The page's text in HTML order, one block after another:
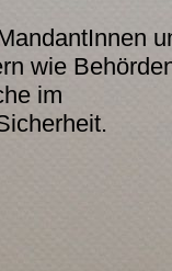
wie
im